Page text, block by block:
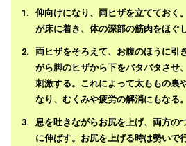
仰向けになり、両ヒザを立てておく
が床に着き、体の深部の筋肉をほぐ
両ヒザをそろえて、お腹のほうに引
がら脚のヒザから下をバタバタさせ
刺激する。これによって太ももの裏
なり、むくみや疲労の解消にもなる。
息を吐きながらお尻を上げ、両方の
に伸ばす。お尻を上げる時は勢いで